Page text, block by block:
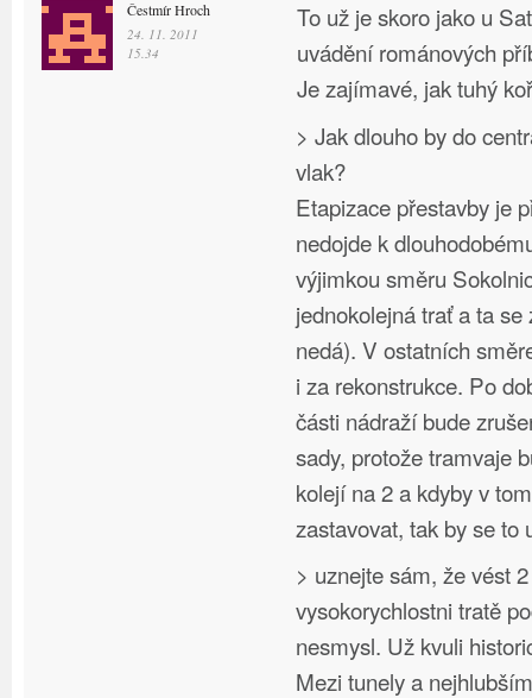
Čestmír Hroch
24. 11. 2011
15.34
To už je skoro jako u
uvádění románových
Je zajímavé, jak tuhý
> Jak dlouho by do
vlak?
Etapizace přestavby je
nedojde k
výjimkou směru
jednokolejná trať a ta
nedá). V ostatních
i za rekonstrukce. Po
části nádraží bude
sady, protože tramvaje
kolejí na 2 a kdyby v
zastavovat, tak by se to
> uznejte sám, že vést
vysokorychlostni tratě
nesmysl. Už kvuli
Mezi tunely a